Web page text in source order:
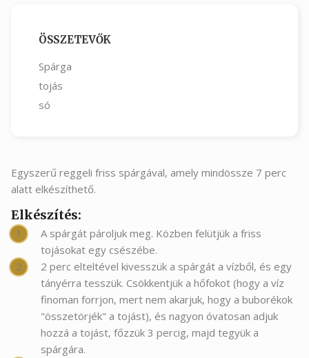
ÖSSZETEVŐK
Spárga
tojás
só
Egyszerű reggeli friss spárgával, amely mindössze 7 perc
alatt elkészíthető.
Elkészítés:
A spárgát pároljuk meg. Közben felütjük a friss
tojásokat egy csészébe.
2 perc elteltével kivesszük a spárgát a vízből, és egy
tányérra tesszük. Csökkentjük a hőfokot (hogy a víz
finoman forrjon, mert nem akarjuk, hogy a buborékok
"összetörjék" a tojást), és nagyon óvatosan adjuk
hozzá a tojást, főzzük 3 percig, majd tegyük a
spárgára.